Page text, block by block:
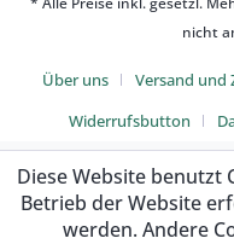
nicht
Über uns Versand und
Widerrufsbutton
Diese Website benutzt
Betrieb der Website
werden. Andere